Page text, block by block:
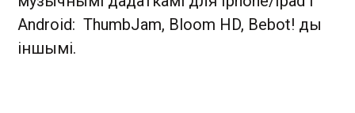
Android: ThumbJam, Bloom HD, Bebot! ды
іншымі.